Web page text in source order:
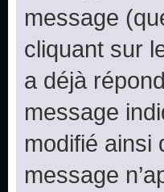
message
cliquant sur
a déjà
message
modifié ainsi
message